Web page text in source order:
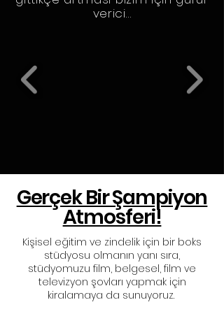
verici…
Gerçek Bir Şampiyon
Atmosferi!
Kişisel eğitim ve zindelik için bir boks
stüdyosu olmanın yanı sıra,
stüdyomuzu film, belgesel, film ve
televizyon şovları yapmak için
kiralamaya da sunuyoruz.